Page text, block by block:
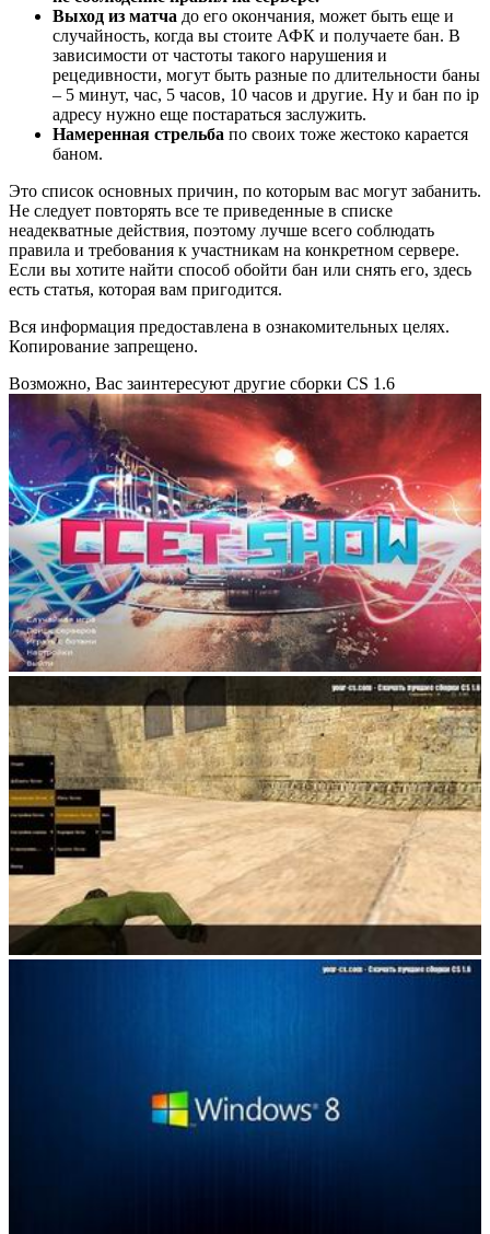
Выход из матча до его окончания, может быть еще и
случайность, когда вы стоите АФК и получаете бан. В
зависимости от частоты такого нарушения и
рецедивности, могут быть разные по длительности баны
– 5 минут, час, 5 часов, 10 часов и другие. Ну и бан по ip
адресу нужно еще постараться заслужить.
Намеренная стрельба по своих тоже жестоко карается
баном.
Это список основных причин, по которым вас могут забанить.
Не следует повторять все те приведенные в списке
неадекватные действия, поэтому лучше всего соблюдать
правила и требования к участникам на конкретном сервере.
Если вы хотите найти способ обойти бан или снять его, здесь
есть статья, которая вам пригодится.
Вся информация предоставлена в ознакомительных целях.
Копирование запрещено.
Возможно, Вас заинтересуют другие сборки CS 1.6